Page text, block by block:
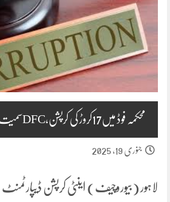
پنشن فنڈز کی سرمایہ کاری سے خزانے کو نقصان
انکوائری شروع
گندم آٹے کا بحران تیل سے بھی بڑا ہو چکا ہے
محکمہ فوڈ میں17کروڑ کی کرپشن،DFCسمیت8ملازمین گرفتار
جنوری 19, 2025
لاہور (بیوروچیف) اینٹی کرپشن